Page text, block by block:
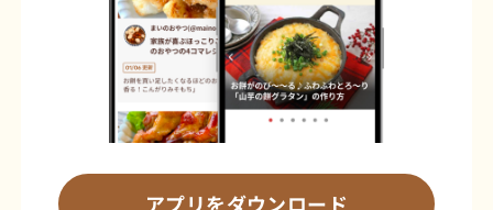
アプリをダウンロード